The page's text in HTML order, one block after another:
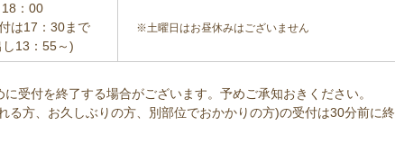
：00
は17：30まで
13：55～)
※土曜日はお昼休みはございません
受付を終了する場合がございます。予めご承知おきください。
る方、お久しぶりの方、別部位でおかかりの方)の受付は30分前に終